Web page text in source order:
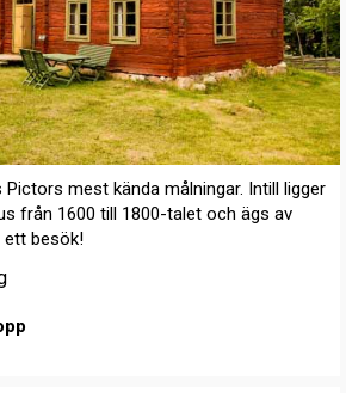
Pictors mest kända målningar. Intill ligger
från 1600 till 1800-talet och ägs av
ett besök!